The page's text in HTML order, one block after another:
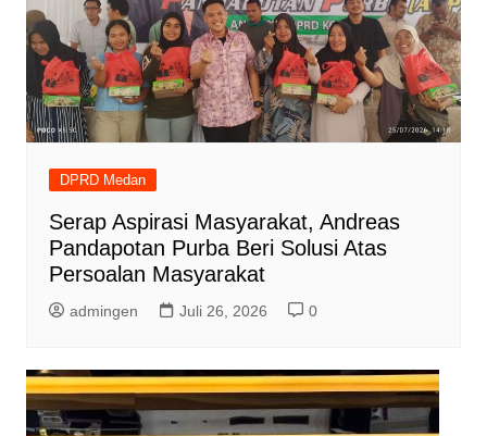
DPRD Medan
Serap Aspirasi Masyarakat, Andreas
Pandapotan Purba Beri Solusi Atas
Persoalan Masyarakat
admingen Juli 26, 2026 0